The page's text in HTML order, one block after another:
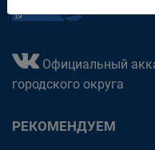
Официальный
городского округа
РЕКОМЕНДУЕМ